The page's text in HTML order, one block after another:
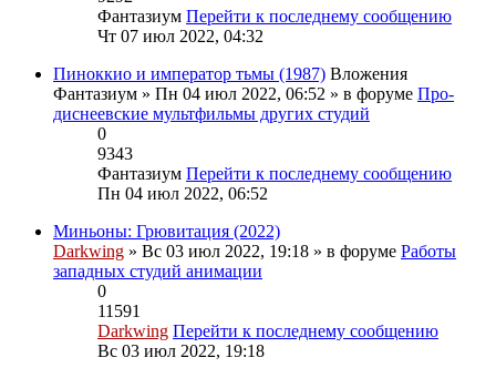
Фантазиум Перейти к последнему сообщению
Чт 07 июл 2022, 04:32
Пиноккио и император тьмы (1987) Вложения
Фантазиум » Пн 04 июл 2022, 06:52 » в форуме Про-
диснеевские мультфильмы других студий
0
9343
Фантазиум Перейти к последнему сообщению
Пн 04 июл 2022, 06:52
Миньоны: Грювитация (2022)
Darkwing » Вс 03 июл 2022, 19:18 » в форуме Работы
западных студий анимации
0
11591
Darkwing Перейти к последнему сообщению
Вс 03 июл 2022, 19:18